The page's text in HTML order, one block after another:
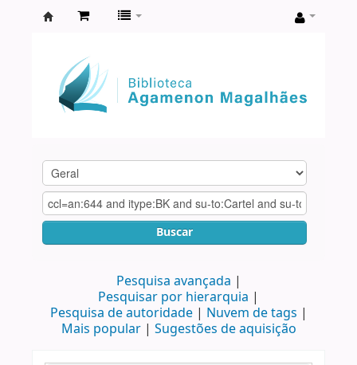
Agamenon
Magalhães
Buscar
Pesquisa avançada
Pesquisar por hierarquia
Pesquisa de autoridade
Nuvem de tags
Mais popular
Sugestões de aquisição